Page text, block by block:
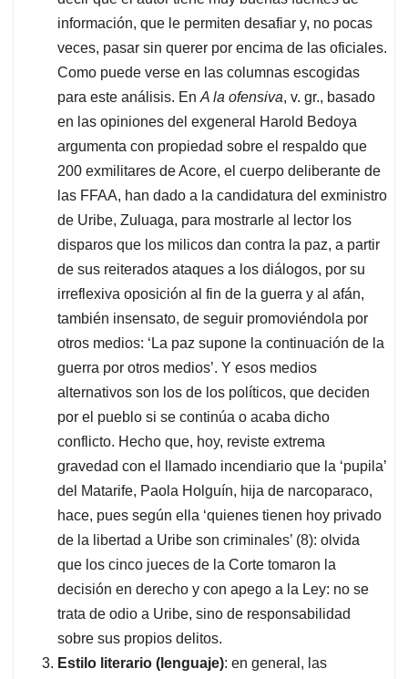
información, que le permiten desafiar y, no pocas
veces, pasar sin querer por encima de las oficiales.
Como puede verse en las columnas escogidas
para este análisis. En A la ofensiva, v. gr., basado
en las opiniones del exgeneral Harold Bedoya
argumenta con propiedad sobre el respaldo que
200 exmilitares de Acore, el cuerpo deliberante de
las FFAA, han dado a la candidatura del exministro
de Uribe, Zuluaga, para mostrarle al lector los
disparos que los milicos dan contra la paz, a partir
de sus reiterados ataques a los diálogos, por su
irreflexiva oposición al fin de la guerra y al afán,
también insensato, de seguir promoviéndola por
otros medios: ‘La paz supone la continuación de la
guerra por otros medios’. Y esos medios
alternativos son los de los políticos, que deciden
por el pueblo si se continúa o acaba dicho
conflicto. Hecho que, hoy, reviste extrema
gravedad con el llamado incendiario que la ‘pupila’
del Matarife, Paola Holguín, hija de narcoparaco,
hace, pues según ella ‘quienes tienen hoy privado
de la libertad a Uribe son criminales’ (8): olvida
que los cinco jueces de la Corte tomaron la
decisión en derecho y con apego a la Ley: no se
trata de odio a Uribe, sino de responsabilidad
sobre sus propios delitos.
Estilo literario (lenguaje): en general, las